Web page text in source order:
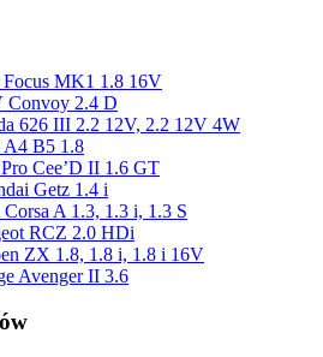
MK1 1.8 16V
Convoy 2.4 D
626 III 2.2 12V, 2.2 12V 4W
A4 B5 1.8
Cee’D II 1.6 GT
Getz 1.4 i
A 1.3, 1.3 i, 1.3 S
RCZ 2.0 HDi
ZX 1.8, 1.8 i, 1.8 i 16V
Avenger II 3.6